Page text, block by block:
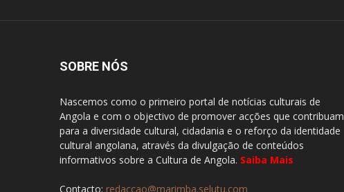
SOBRE NÓS
Nascemos como o primeiro portal de notícias culturais de
Angola e com o objectivo de promover acções que contribuam
para a diversidade cultural, cidadania e o reforço da identidade
cultural angolana, através da divulgação de conteúdos
informativos sobre a Cultura de Angola. Saiba Mais
Contacto: redaccao@marimba.selutu.com